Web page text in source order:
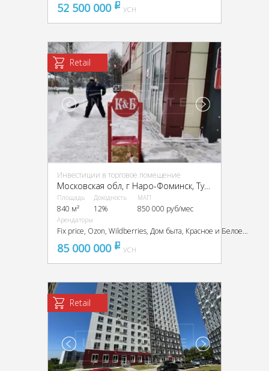
52 500 000 pуб
УСН
Retail
Инвестиции в торговое помещение
Московская обл, г Наро-Фоминск, Туннельный проезд, д 9А
Площадь
840 м²
Доходность
12%
МАП
850 000 руб/мес
Арендаторы
Fix price, Ozon, Wildberries, Дом быта, Красное и Белое, FixPrice, Красное
85 000 000 pуб
УСН
Retail